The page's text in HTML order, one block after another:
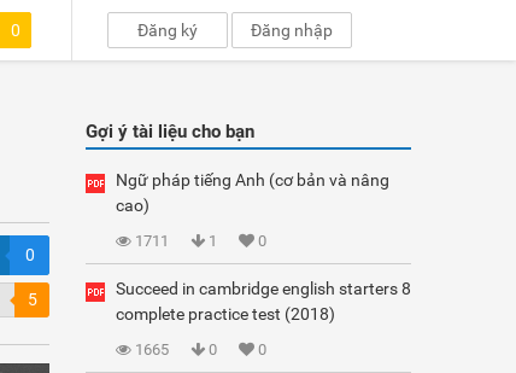
0 Đăng ký Đăng nhập
0
5
Gợi ý tài liệu cho bạn
Ngữ pháp tiếng Anh (cơ bản và nâng
cao)
1711 1 0
Succeed in cambridge english starters 8
complete practice test (2018)
1665 0 0